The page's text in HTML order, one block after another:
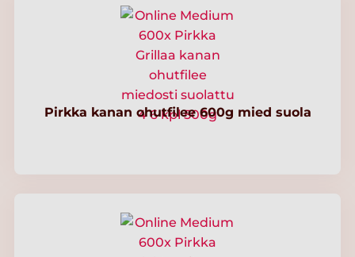
Pirkka kanan ohutfilee 600g mied suola